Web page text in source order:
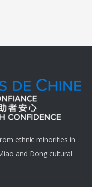
ethnic minorities in
and Dong cultural